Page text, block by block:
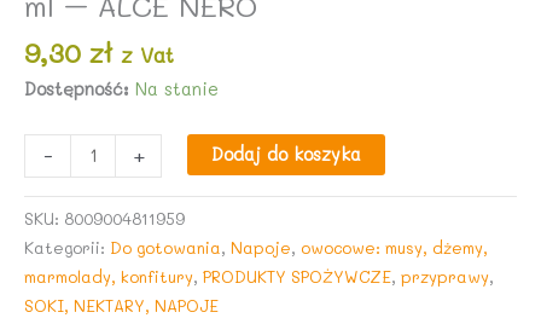
9,30 zł z Vat
Dostępność: Na stanie
-
SOK
Z
+ Dodaj do koszyka
SKU: 8009004811959
Kategorii: Do gotowania, Napoje, owocowe: musy, dżemy,
marmolady, konfitury, PRODUKTY SPOŻYWCZE, przyprawy,
SOKI, NEKTARY, NAPOJE